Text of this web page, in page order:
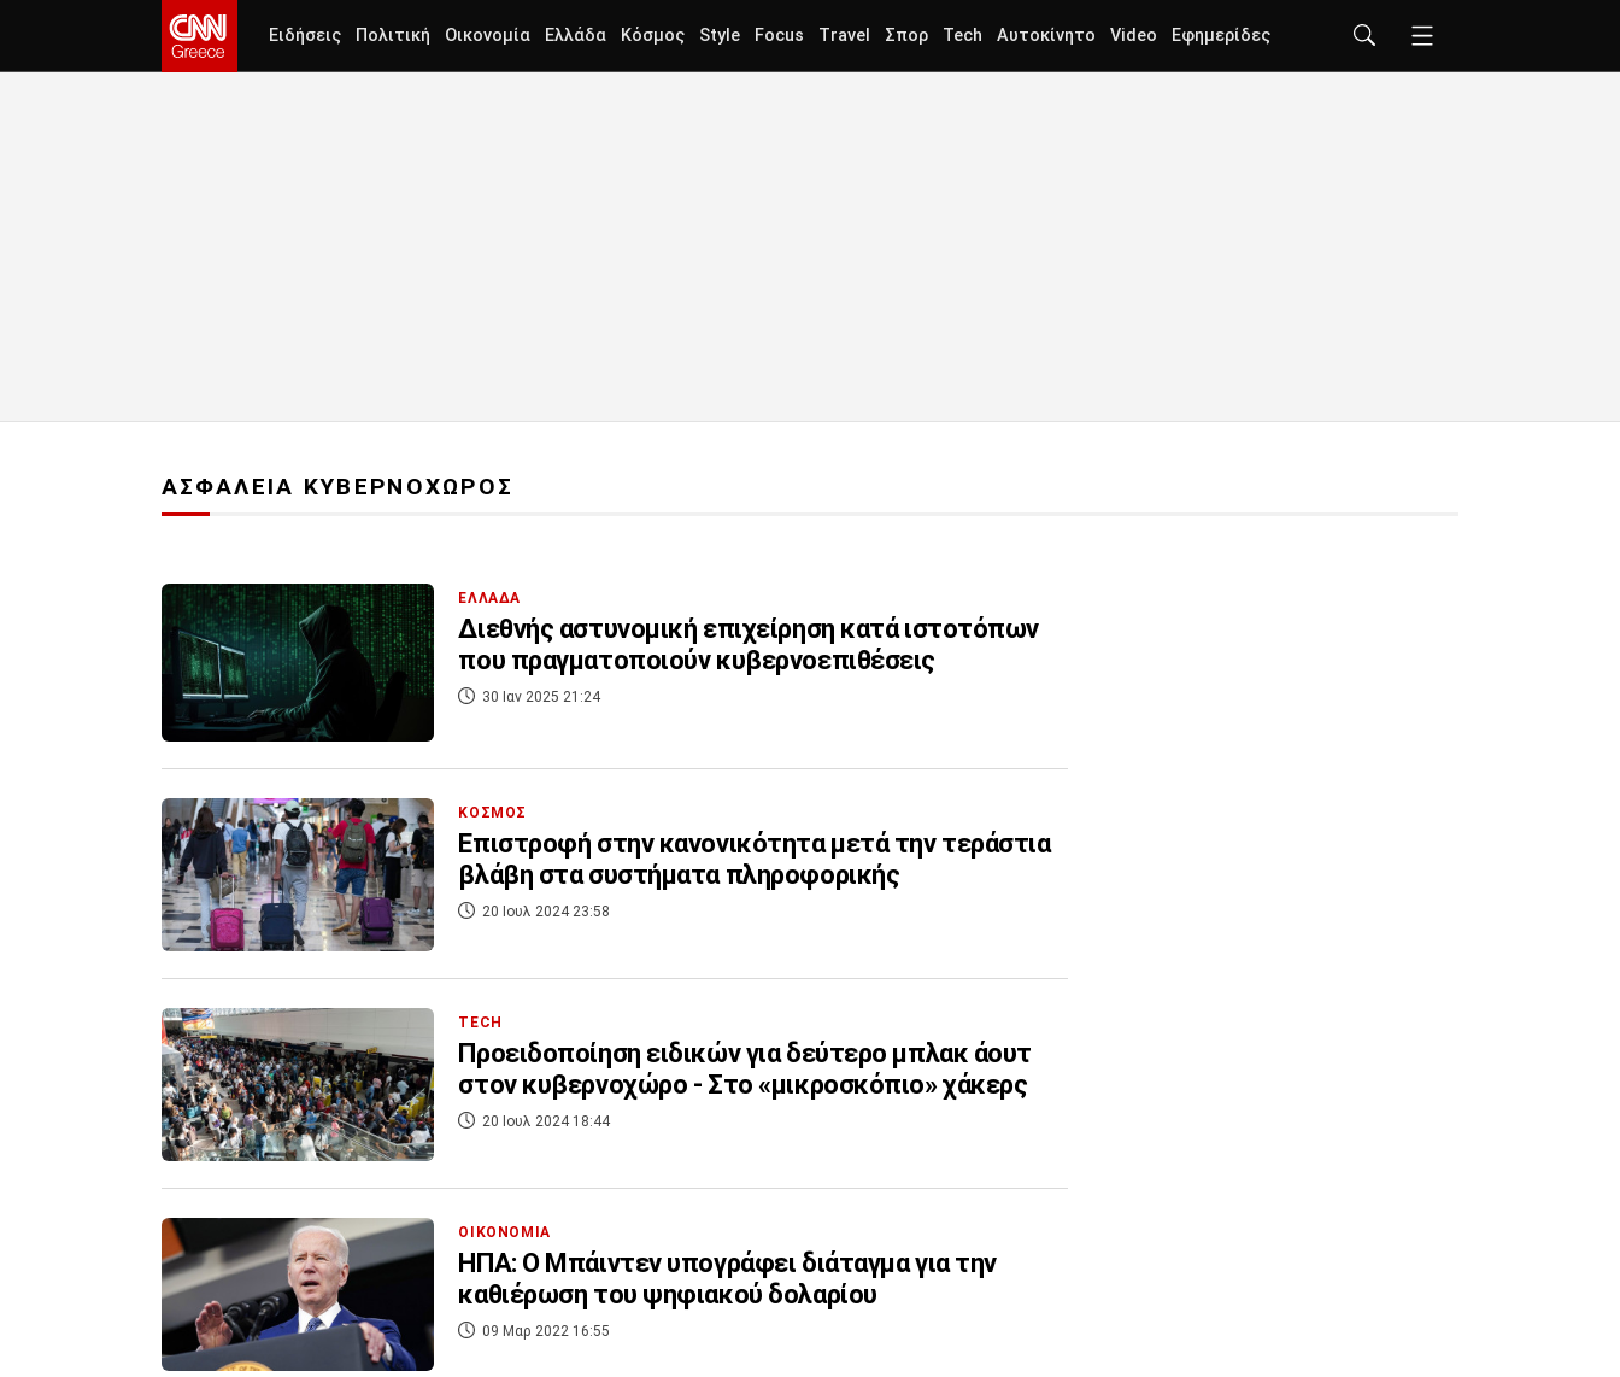
Ειδήσεις Πολιτική Οικονομία Ελλάδα Κόσμος Style Focus Travel Σπορ Tech Αυτοκίνητο Video Εφημερίδες
ΑΣΦΑΛΕΙΑ ΚΥΒΕΡΝΟΧΩΡΟΣ
ΕΛΛΑΔΑ
Διεθνής αστυνομική επιχείρηση κατά ιστοτόπων
που πραγματοποιούν κυβερνοεπιθέσεις
30 Ιαν 2025 21:24
ΚΟΣΜΟΣ
Επιστροφή στην κανονικότητα μετά την τεράστια
βλάβη στα συστήματα πληροφορικής
20 Ιουλ 2024 23:58
TECH
Προειδοποίηση ειδικών για δεύτερο μπλακ άουτ
στον κυβερνοχώρο - Στο «μικροσκόπιο» χάκερς
20 Ιουλ 2024 18:44
ΟΙΚΟΝΟΜΙΑ
ΗΠΑ: Ο Μπάιντεν υπογράφει διάταγμα για την
καθιέρωση του ψηφιακού δολαρίου
09 Μαρ 2022 16:55